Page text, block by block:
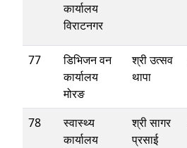
कार्यालय
विराटनगर
77
डिभिजन वन
कार्यालय
मोरङ
श्री उत्सव
थापा
78
स्वास्थ्य
कार्यालय
श्री सागर
प्रसाई